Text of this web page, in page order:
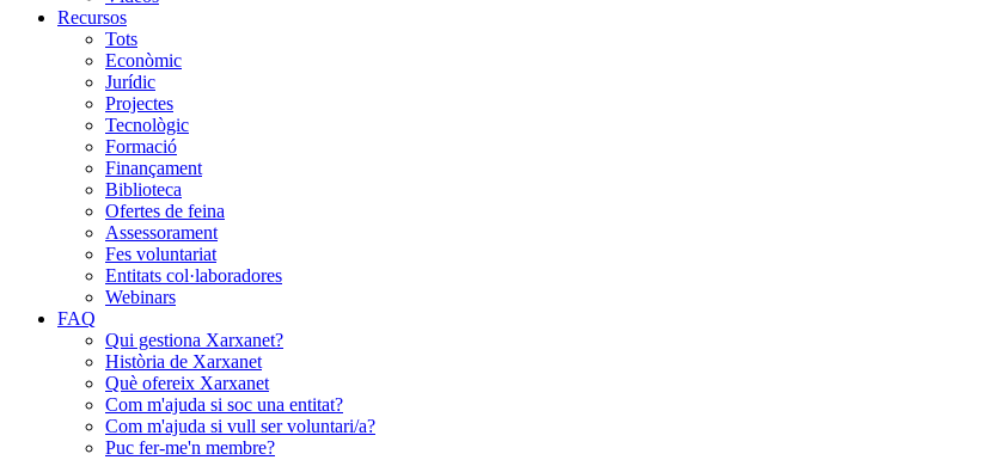
Recursos
Tots
Econòmic
Jurídic
Projectes
Tecnològic
Formació
Finançament
Biblioteca
Ofertes de feina
Assessorament
Fes voluntariat
Entitats col·laboradores
Webinars
FAQ
Qui gestiona Xarxanet?
Història de Xarxanet
Què ofereix Xarxanet
Com m'ajuda si soc una entitat?
Com m'ajuda si vull ser voluntari/a?
Puc fer-me'n membre?